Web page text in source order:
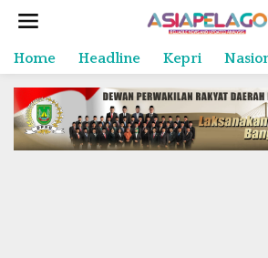
Home Headline Kepri